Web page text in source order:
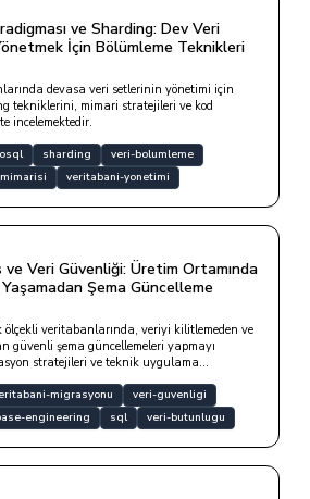
ve Sharding: Dev Veri
İçin Bölümleme Teknikleri
devasa veri setlerinin yönetimi için
tekniklerini, mimari stratejileri ve kod
incelemektedir.
sharding
veri-bolumleme
veritabani-yonetimi
Veri Güvenliği: Üretim Ortamında
Yaşamadan Şema Güncelleme
veritabanlarında, veriyi kilitlemeden ve
güvenli şema güncellemeleri yapmayı
stratejileri ve teknik uygulama
migrasyonu
veri-guvenligi
engineering sql veri-butunlugu